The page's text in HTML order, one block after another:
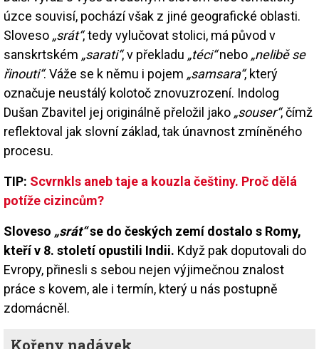
úzce souvisí, pochází však z jiné geografické oblasti.
Sloveso „srát“, tedy vylučovat stolici, má původ v
sanskrtském „sarati“, v překladu „téci“nebo „nelibě se
řinouti“. Váže se k němu i pojem „samsara“, který
označuje neustálý kolotoč znovuzrození. Indolog
Dušan Zbavitel jej originálně přeložil jako „souser“, čímž
reflektoval jak slovní základ, tak únavnost zmíněného
procesu.
TIP: Scvrnkls aneb taje a kouzla češtiny. Proč dělá
potíže cizincům?
Sloveso „srát“se do českých zemí dostalo s Romy,
kteří v 8. století opustili Indii. Když pak doputovali do
Evropy, přinesli s sebou nejen výjimečnou znalost
práce s kovem, ale i termín, který u nás postupně
zdomácněl.
Kořeny nadávek